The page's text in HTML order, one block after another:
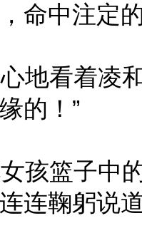
命中注定
地看着凌
的！”
孩篮子中
连鞠躬说